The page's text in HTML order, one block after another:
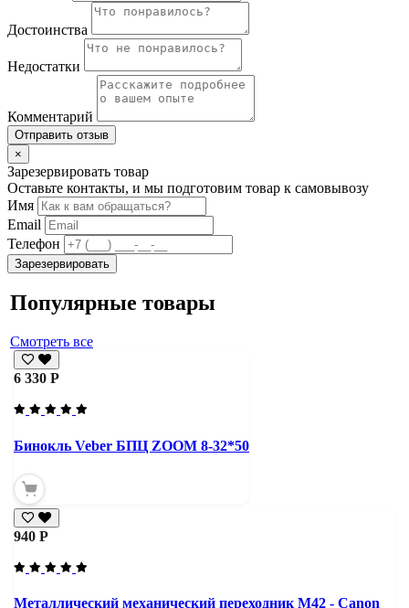
Достоинства
Недостатки
Комментарий
Отправить отзыв
×
Зарезервировать товар
Оставьте контакты, и мы подготовим товар к самовывозу
Имя
Email
Телефон
Зарезервировать
Популярные товары
Смотреть все
6 330 Р
Бинокль Veber БПЦ ZOOM 8-32*50
940 Р
Металлический механический переходник M42 - Canon